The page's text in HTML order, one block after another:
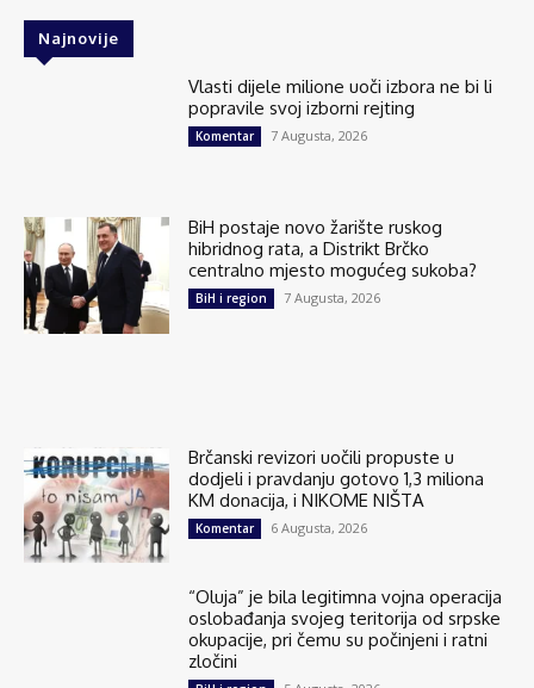
Najnovije
Vlasti dijele milione uoči izbora ne bi li
popravile svoj izborni rejting
Komentar 7 Augusta, 2026
BiH postaje novo žarište ruskog
hibridnog rata, a Distrikt Brčko
centralno mjesto mogućeg sukoba?
BiH i region 7 Augusta, 2026
Brčanski revizori uočili propuste u
dodjeli i pravdanju gotovo 1,3 miliona
KM donacija, i NIKOME NIŠTA
Komentar 6 Augusta, 2026
“Oluja” je bila legitimna vojna operacija
oslobađanja svojeg teritorija od srpske
okupacije, pri čemu su počinjeni i ratni
zločini